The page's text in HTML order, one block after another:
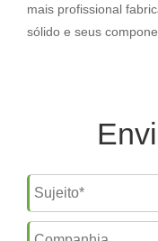
mais profissional
sólido e seus